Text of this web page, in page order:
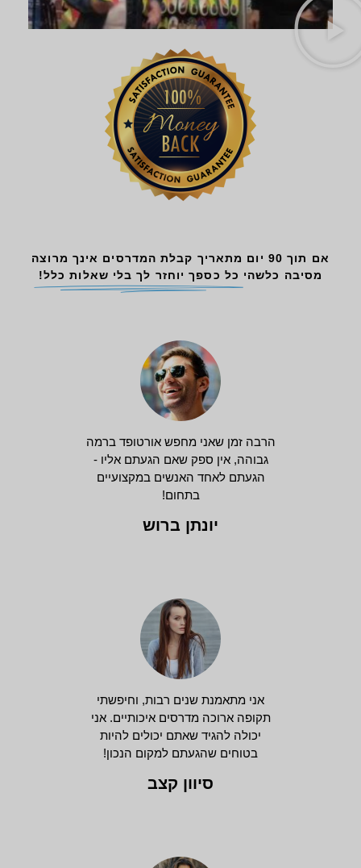
אם תוך 90 יום מתאריך קבלת המדרסים אינך מרוצה
מסיבה כלשהי כל כספך יוחזר לך בלי שאלות כלל!
הרבה זמן שאני מחפש אורטופד ברמה
גבוהה, אין ספק שאם הגעתם אליו -
הגעתם לאחד האנשים במקצועיים
בתחום!
יונתן ברוש
אני מתאמנת שנים רבות, וחיפשתי
תקופה ארוכה מדרסים איכותיים. אני
יכולה להגיד שאתם יכולים להיות
בטוחים שהגעתם למקום הנכון!
סיוון קצב